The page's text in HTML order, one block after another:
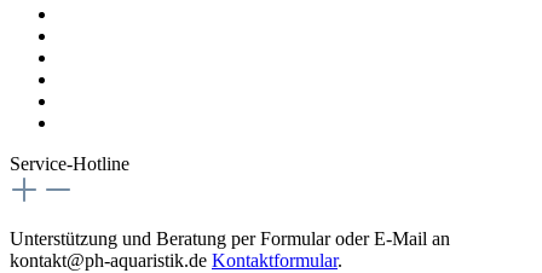
Service-Hotline
Unterstützung und Beratung per Formular oder E-Mail an
kontakt@ph-aquaristik.de Kontaktformular.